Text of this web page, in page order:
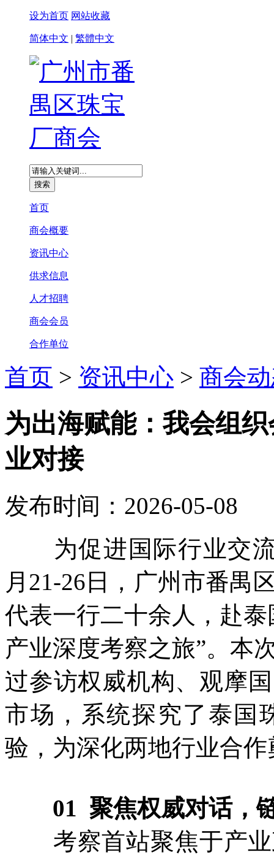
设为首页 网站收藏
简体中文 | 繁體中文
首页
商会概要
资讯中心
供求信息
人才招聘
商会会员
合作单位
首页 > 资讯中心 > 商会
为出海赋能：我会组
业对接
发布时间：2026-05-08
为促进国际行业交流
月21-26日，广州市番禺
代表一行二十余人，赴
产业深度考察之旅”。本
过参访权威机构、观摩
市场，系统探究了泰国
验，为深化两地行业合
01 聚焦权威对话
考察首站聚焦于产业